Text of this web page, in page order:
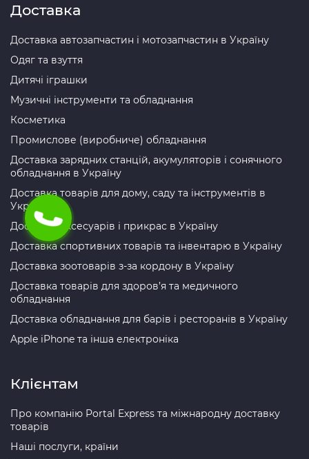
Доставка
Доставка автозапчастин і мотозапчастин в Україну
Одяг та взуття
Дитячі іграшки
Музичні інструменти та обладнання
Косметика
Промислове (виробниче) обладнання
Доставка зарядних станцій, акумуляторів і сонячного
обладнання в Україну
Доставка товарів для дому, саду та інструментів в
Україну
Доставка аксесуарів і прикрас в Україну
Доставка спортивних товарів та інвентарю в Україну
Доставка зоотоварів з-за кордону в Україну
Доставка товарів для здоров’я та медичного
обладнання
Доставка обладнання для барів і ресторанів в Україну
Apple iPhone та інша електроніка
Клієнтам
Про компанію Portal Express та міжнародну доставку
товарів
Наші послуги, країни